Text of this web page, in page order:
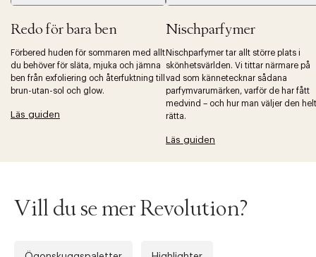
Redo för bara ben
Förbered huden för sommaren med allt
du behöver för släta, mjuka och jämna
ben från exfoliering och återfuktning till
brun-utan-sol och glow.
Läs guiden
Nischparfymer
Nischparfymer tar allt större plats i
skönhetsvärlden. Vi tittar närmare på
vad som kännetecknar sådana
parfymvarumärken, varför de har fått
medvind – och hur man väljer den helt
rätta.
Läs guiden
Vill du se mer Revolution?